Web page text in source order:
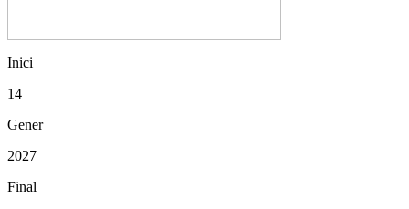
Inici
14
Gener
2027
Final